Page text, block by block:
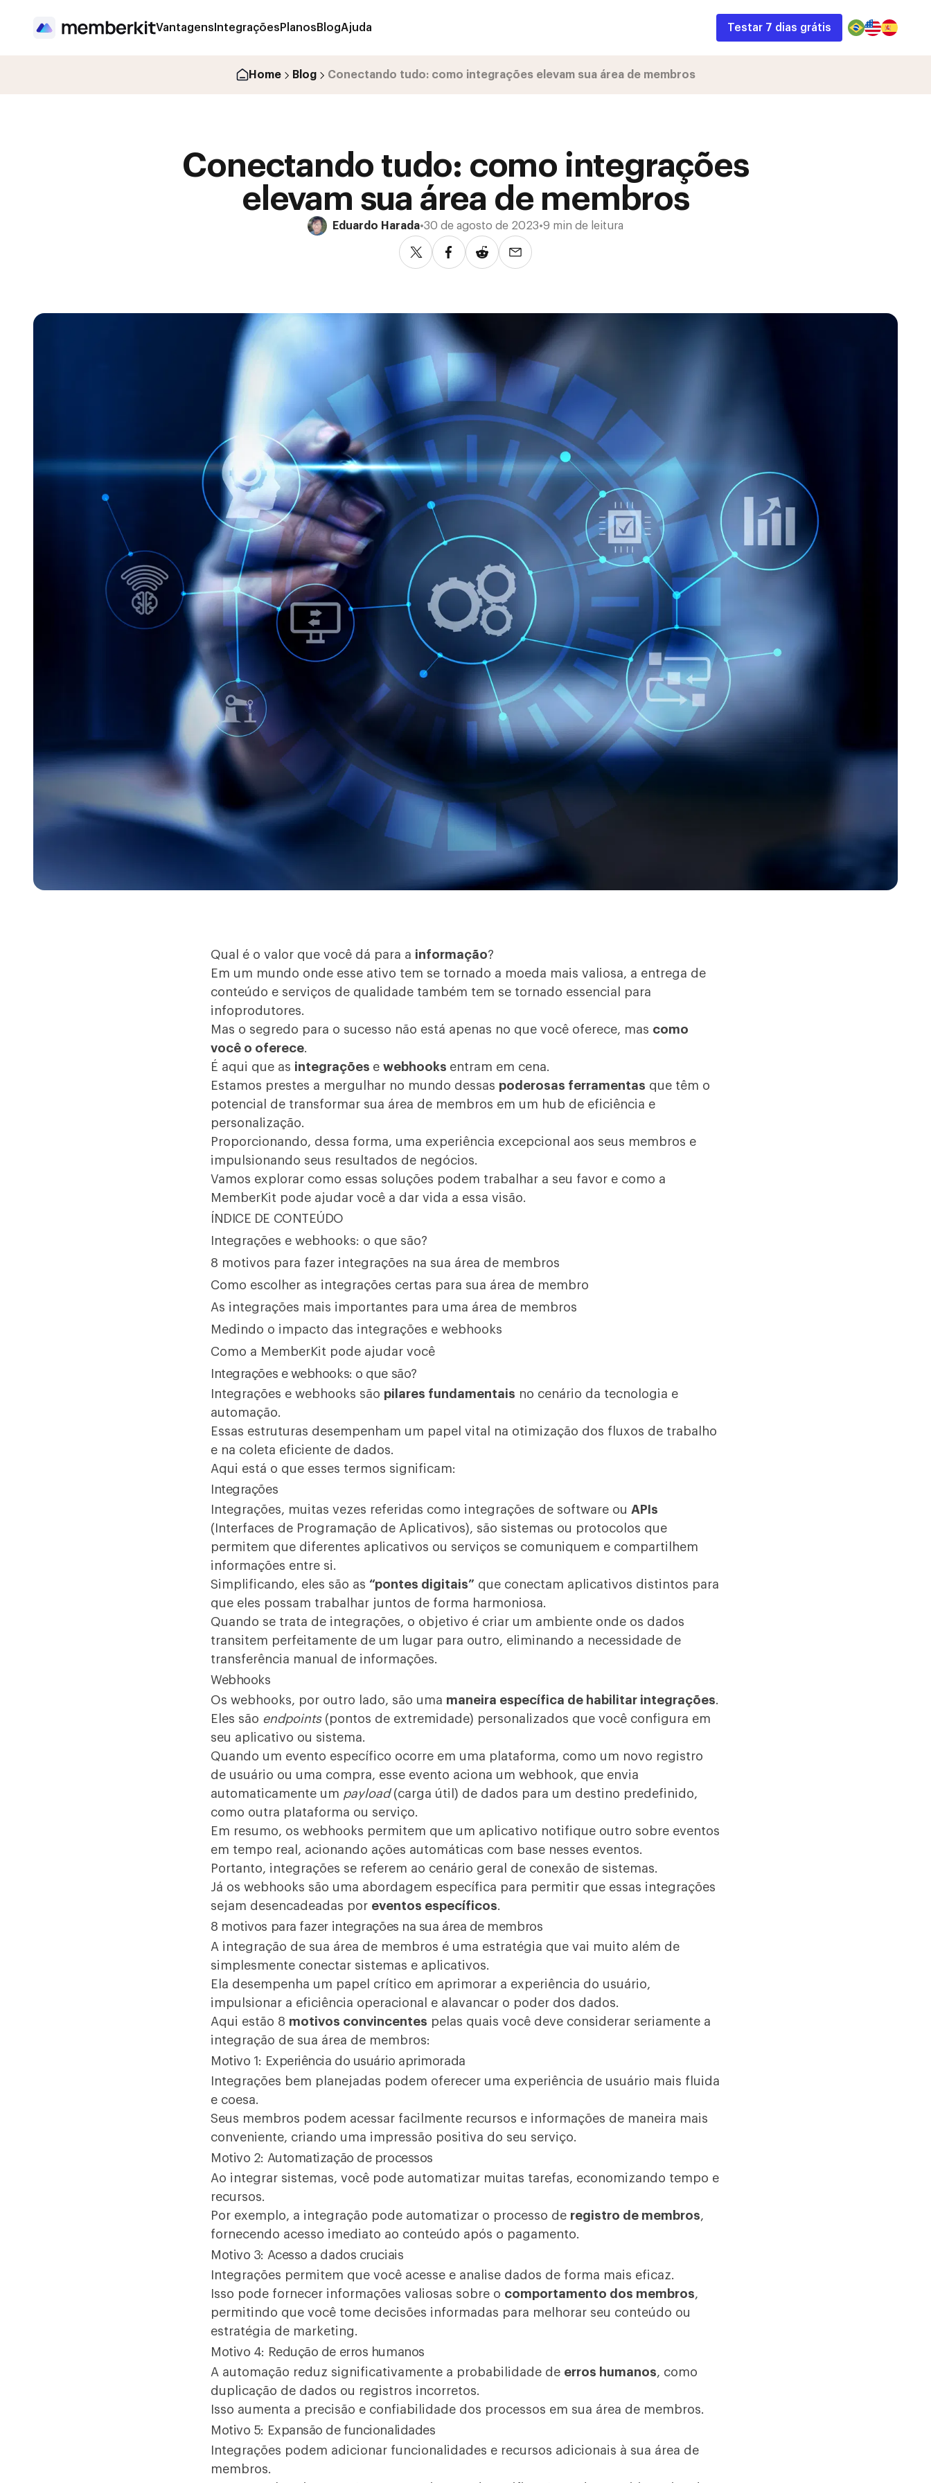
Vantagens Integrações Planos BlogAjuda Testar 7 dias grátis
Home Blog Conectando tudo: como integrações elevam sua área de membros
Conectando tudo: como integrações
elevam sua área de membros
Eduardo Harada•30 de agosto de 2023•9 min de leitura
Compartilhar no Twitter
Compartilhar no Facebook
Compartilhar no Reddit
Compartilhar via e-mail
Qual é o valor que você dá para a informação?
Em um mundo onde esse ativo tem se tornado a moeda mais valiosa, a entrega de
conteúdo e serviços de qualidade também tem se tornado essencial para
infoprodutores.
Mas o segredo para o sucesso não está apenas no que você oferece, mas como
você o oferece
É aqui que as integrações e webhooks entram em cena.
Estamos prestes a mergulhar no mundo dessas poderosas ferramentas que têm o
potencial de transformar sua área de membros em um hub de eficiência e
personalização.
Proporcionando, dessa forma, uma experiência excepcional aos seus membros e
impulsionando seus resultados de negócios.
Vamos explorar como essas soluções podem trabalhar a seu favor e como a
MemberKit pode ajudar você a dar vida a essa visão.
ÍNDICE DE CONTEÚDO
Integrações e webhooks: o que são?
8 motivos para fazer integrações na sua área de membros
Como escolher as integrações certas para sua área de membro
As integrações mais importantes para uma área de membros
Medindo o impacto das integrações e webhooks
Como a MemberKit pode ajudar você
Integrações e webhooks: o que são?
Integrações e webhooks são pilares fundamentais no cenário da tecnologia e
automação
Essas estruturas desempenham um papel vital na otimização dos fluxos de trabalho
e na coleta eficiente de dados.
Aqui está o que esses termos significam:
Integrações
Integrações, muitas vezes referidas como integrações de software ou APIs
(Interfaces de Programação de Aplicativos), são sistemas ou protocolos que
permitem que diferentes aplicativos ou serviços se comuniquem e compartilhem
informações entre si.
Simplificando, eles são as “pontes digitais” que conectam aplicativos distintos para
que eles possam trabalhar juntos de forma harmoniosa.
Quando se trata de integrações, o objetivo é criar um ambiente onde os dados
transitem perfeitamente de um lugar para outro, eliminando a necessidade de
transferência manual de informações.
Webhooks
Os webhooks, por outro lado, são uma maneira específica de habilitar integrações
Eles são endpoints(pontos de extremidade) personalizados que você configura em
seu aplicativo ou sistema.
Quando um evento específico ocorre em uma plataforma, como um novo registro
de usuário ou uma compra, esse evento aciona um webhook, que envia
automaticamente um payload(carga útil) de dados para um destino predefinido,
como outra plataforma ou serviço.
Em resumo, os webhooks permitem que um aplicativo notifique outro sobre eventos
em tempo real, acionando ações automáticas com base nesses eventos.
Portanto, integrações se referem ao cenário geral de conexão de sistemas.
Já os webhooks são uma abordagem específica para permitir que essas integrações
sejam desencadeadas por eventos específicos
8 motivos para fazer integrações na sua área de membros
A integração de sua área de membros é uma estratégia que vai muito além de
simplesmente conectar sistemas e aplicativos.
Ela desempenha um papel crítico em aprimorar a experiência do usuário,
impulsionar a eficiência operacional e alavancar o poder dos dados.
Aqui estão 8 motivos convincentes pelas quais você deve considerar seriamente a
integração de sua área de membros:
Motivo 1: Experiência do usuário aprimorada
Integrações bem planejadas podem oferecer uma experiência de usuário mais fluida
e coesa.
Seus membros podem acessar facilmente recursos e informações de maneira mais
conveniente, criando uma impressão positiva do seu serviço.
Motivo 2: Automatização de processos
Ao integrar sistemas, você pode automatizar muitas tarefas, economizando tempo e
recursos.
Por exemplo, a integração pode automatizar o processo de registro de membros,
fornecendo acesso imediato ao conteúdo após o pagamento.
Motivo 3: Acesso a dados cruciais
Integrações permitem que você acesse e analise dados de forma mais eficaz.
Isso pode fornecer informações valiosas sobre o comportamento dos membros,
permitindo que você tome decisões informadas para melhorar seu conteúdo ou
estratégia de marketing.
Motivo 4: Redução de erros humanos
A automação reduz significativamente a probabilidade de erros humanos, como
duplicação de dados ou registros incorretos.
Isso aumenta a precisão e confiabilidade dos processos em sua área de membros.
Motivo 5: Expansão de funcionalidades
Integrações podem adicionar funcionalidades e recursos adicionais à sua área de
membros.